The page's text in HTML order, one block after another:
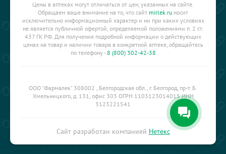
Цены в аптеках могут отличаться от цен, указанных на сайте.
Обращаем ваше внимание на то, что сайт mirlek.ru носит
исключительно информационный характер и ни при каких условиях
не является публичной офертой, определяемой положениями п. 2 ст.
437 ГК РФ. Для получения подробной информации о действующих
ценах на товар и наличии товара в конкретной аптеке, обращайтесь
по телефону -8 (800) 302-42-38
ООО "Фармалек" 308002 , Белгородская обл., г. Белгород, пр-т. Б.
Хмельницкого, д. 131, офис 303 ОГРН 1103123014015 ИНН
3123221541
Сайт разработан компанией Нетекс